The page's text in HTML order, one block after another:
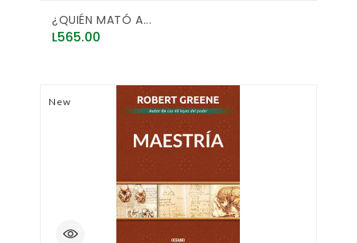
¿QUIÉN MATÓ A...
Price
L565.00
New